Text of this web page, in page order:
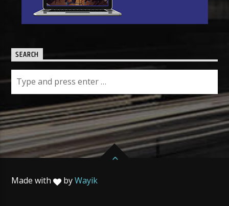
SEARCH
Made with byWayik